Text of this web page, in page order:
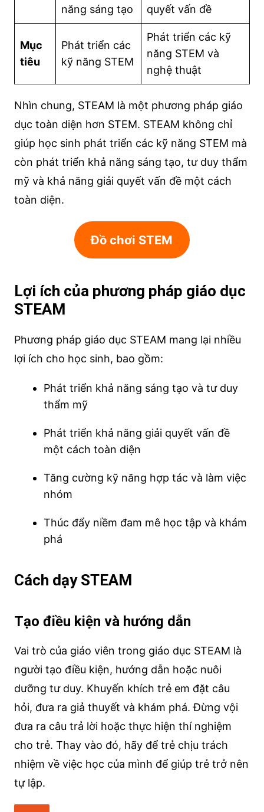
năng sáng tạo quyết vấn đề
Mục
tiêu
Phát triển các
kỹ năng STEM
Phát triển các kỹ
năng STEM và
nghệ thuật
Nhìn chung, STEAM là một phương pháp giáo
dục toàn diện hơn STEM. STEAM không chỉ
giúp học sinh phát triển các kỹ năng STEM mà
còn phát triển khả năng sáng tạo, tư duy thẩm
mỹ và khả năng giải quyết vấn đề một cách
toàn diện.
Đồ chơi STEM
Lợi ích của phương pháp giáo dục
STEAM
Phương pháp giáo dục STEAM mang lại nhiều
lợi ích cho học sinh, bao gồm:
Phát triển khả năng sáng tạo và tư duy
thẩm mỹ
Phát triển khả năng giải quyết vấn đề
một cách toàn diện
Tăng cường kỹ năng hợp tác và làm việc
nhóm
Thúc đẩy niềm đam mê học tập và khám
phá
Cách dạy STEAM
Tạo điều kiện và hướng dẫn
Vai trò của giáo viên trong giáo dục STEAM là
người tạo điều kiện, hướng dẫn hoặc nuôi
dưỡng tư duy. Khuyến khích trẻ em đặt câu
hỏi, đưa ra giả thuyết và khám phá. Đừng vội
đưa ra câu trả lời hoặc thực hiện thí nghiệm
cho trẻ. Thay vào đó, hãy để trẻ chịu trách
nhiệm về việc học của mình để giúp trẻ trở nên
tự lập.